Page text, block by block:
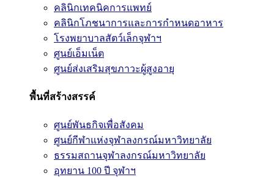
คลินิกเทคนิคการแพทย์
คลินิกโภชนาการและการกำหนดอาหาร
โรงพยาบาลสัตว์เล็กจุฬาฯ
ศูนย์เอ็มเน็ต
ศูนย์ส่งเสริมสุขภาวะผู้สูงอายุ
พื้นที่สร้างสรรค์
ศูนย์พันธกิจเพื่อสังคม
ศูนย์กีฬาแห่งจุฬาลงกรณ์มหาวิทยาลัย
ธรรมสถานจุฬาลงกรณ์มหาวิทยาลัย
อุทยาน 100 ปี จุฬาฯ